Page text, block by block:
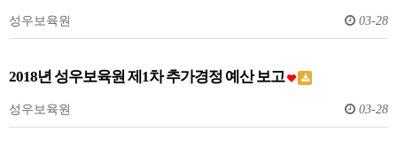
성우보육원 03-28
2018년 성우보육원 제1차 추가경정 예산 보고
성우보육원 03-28